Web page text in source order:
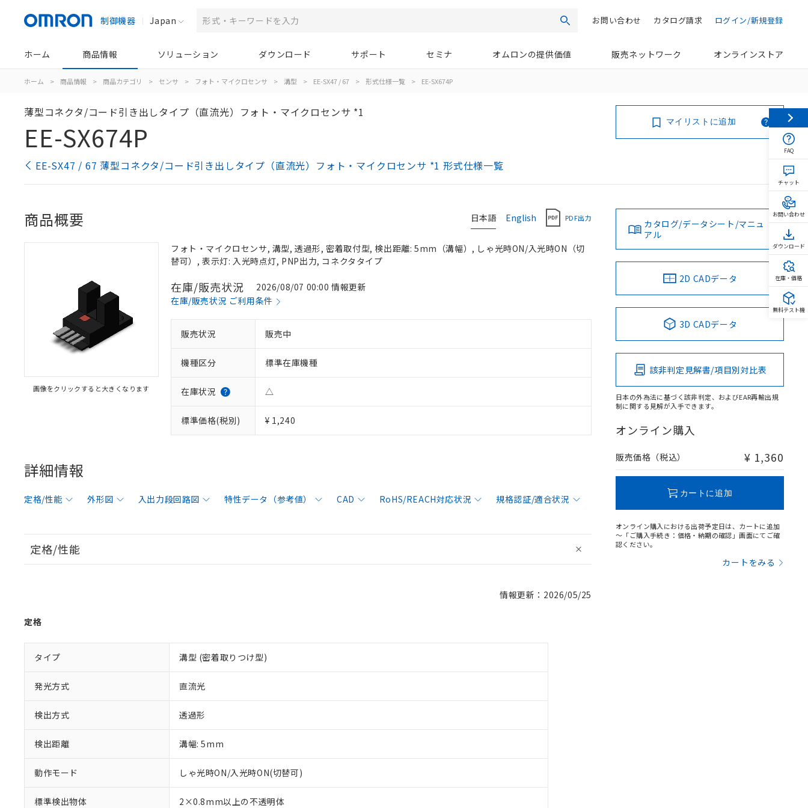
制御機器 Japan 検索 ログイン/新規登録
カタログ請求
お問い合わせ
ホーム 商品情報 ソリューション ダウンロード サポート セミナ オムロンの提供価値 販売ネットワーク オンラインストア
ホーム > 商品情報 > 商品カテゴリ > センサ > フォト・マイクロセンサ > 溝型 > EE-SX47 / 67 > 形式仕様一覧 > EE-SX674P
薄型コネクタ/コード引き出しタイプ（直流光）フォト・マイクロセンサ *1
EE-SX674P
EE-SX47 / 67 薄型コネクタ/コード引き出しタイプ（直流光）フォト・マイクロセンサ *1 形式仕様一覧
マイリストに追加
日本語 English PDF出力
商品概要
画像をクリックすると大きくなります
フォト・マイクロセンサ, 溝型, 透過形, 密着取付型, 検出距離: 5mm（溝幅）, しゃ光時ON/入光時ON（切
替可）, 表示灯: 入光時点灯, PNP出力, コネクタタイプ
在庫/販売状況
2026/08/07 00:00 情報更新
在庫/販売状況 ご利用条件
販売状況 販売中
機種区分 標準在庫機種
在庫状況 △
標準価格(税別) ¥ 1,240
詳細情報
定格/性能 外形図 入出力段回路図 特性データ（参考値） CAD RoHS/REACH対応状況 規格認証/適合状況
定格/性能
情報更新：2026/05/25
定格
タイプ 溝型 (密着取りつけ型)
発光方式 直流光
検出方式 透過形
検出距離 溝幅: 5mm
動作モード しゃ光時ON/入光時ON(切替可)
標準検出物体 2×0.8mm以上の不透明体
カタログ/データシート/マニュ
アル
2D CADデータ
3D CADデータ
該非判定見解書/項目別対比表
日本の外為法に基づく該非判定、およびEAR再輸出規
制に関する見解が入手できます。
オンライン購入
販売価格（税込） ¥ 1,360
カートに追加
オンライン購入における出荷予定日は、カートに追加
～「ご購入手続き：価格・納期の確認」画面にてご確
認ください。
カートをみる
FAQ
チャット
お問い合わせ
ダウンロード
在庫・価格
無料テスト機